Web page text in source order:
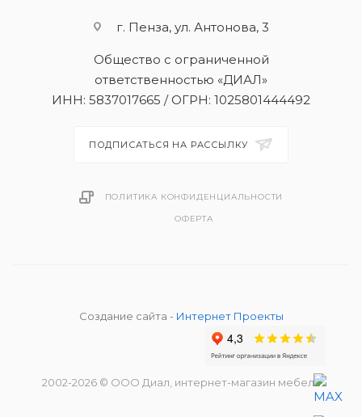
г. Пенза, ул. Антонова, 3
Общество с ограниченной
ответственностью «ДИАЛ»
ИНН: 5837017665 / ОГРН: 1025801444492
ПОДПИСАТЬСЯ НА РАССЫЛКУ
ПОЛИТИКА КОНФИДЕНЦИАЛЬНОСТИ
ОФЕРТА
Создание сайта - Интернет Проекты
2002-2026 © ООО Диал, интернет-магазин мебели